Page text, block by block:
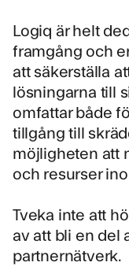
Logiq är helt
framgång och
att säkerställa
lösningarna till
omfattar både
tillgång till
möjligheten att
och resurser
Tveka inte att
av att bli en del
partnernätverk.